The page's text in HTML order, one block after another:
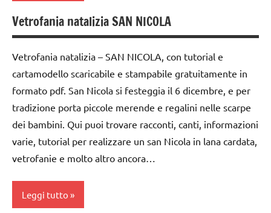
recite
STAGIONI
TUTORIAL
TUTTI GLI
ARGOMENTI
PER ETA'
TUTTI GLI
ARTICOLI
anni
6
anni
FESTE
DELL'ANNO
DIDATTICA
WALDORF
Inverno
materiale
decorazioni
natalizie
DOWNLOAD
FESTE
DELL'ANNO
WALDORF
Natale
1a
settimana
di
2a
settimana
di
arte
carta
Vetrofania natalizia SAN NICOLA
Vetrofania natalizia – SAN NICOLA, con tutorial e
cartamodello scaricabile e stampabile gratuitamente in
formato pdf. San Nicola si festeggia il 6 dicembre, e per
tradizione porta piccole merende e regalini nelle scarpe
dei bambini. Qui puoi trovare racconti, canti, informazioni
varie, tutorial per realizzare un san Nicola in lana cardata,
vetrofanie e molto altro ancora…
Leggi tutto